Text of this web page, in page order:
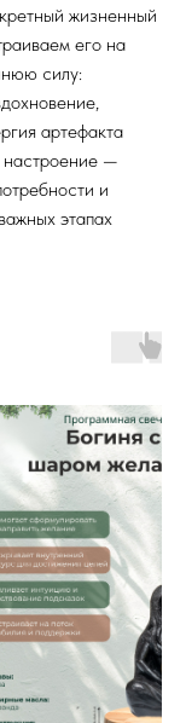
жизненный
его на
силу:
артефакта
настроение —
и
этапах